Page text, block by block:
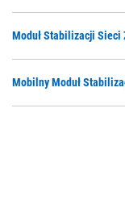
Moduł Stabilizacji Sieci
Mobilny Moduł